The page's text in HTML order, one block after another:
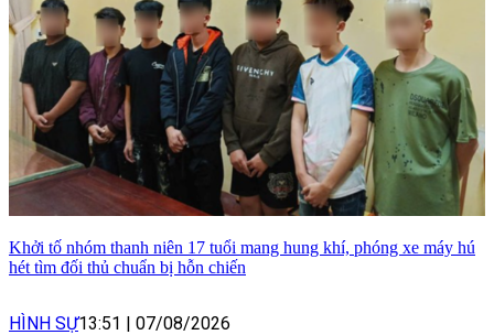
Khởi tố nhóm thanh niên 17 tuổi mang hung khí, phóng xe máy hú
hét tìm đối thủ chuẩn bị hỗn chiến
HÌNH SỰ13:51 | 07/08/2026